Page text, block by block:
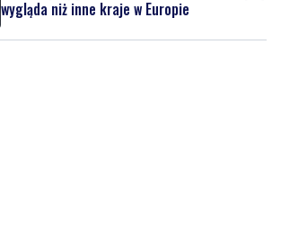
wygląda niż inne kraje w Europie